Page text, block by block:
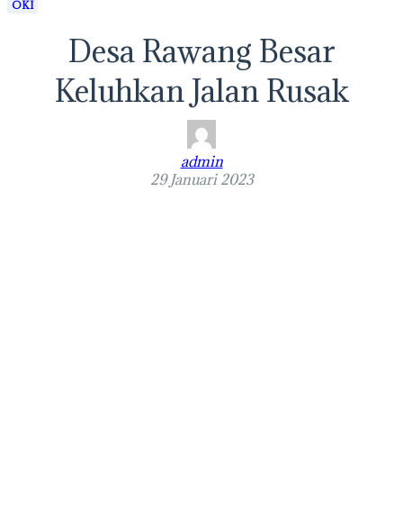
OKI
Desa Rawang Besar
Keluhkan Jalan Rusak
admin
29 Januari 2023